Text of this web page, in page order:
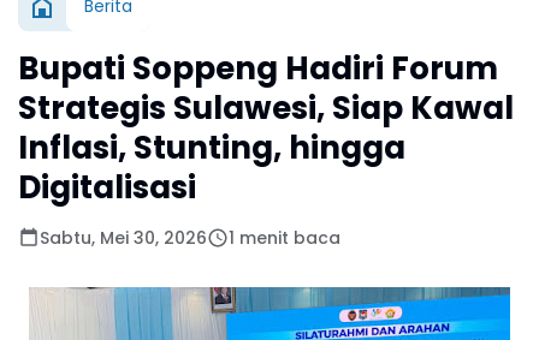
Berita
Bupati Soppeng Hadiri Forum
Strategis Sulawesi, Siap Kawal
Inflasi, Stunting, hingga
Digitalisasi
Sabtu, Mei 30, 2026 1 menit baca